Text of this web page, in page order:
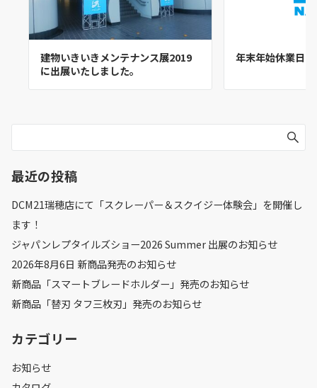
建物いきいきメンテナンス展2019
に出展いたしました。
年末年始休業日
最近の投稿
DCM21瑞穂店にて「スクレーパー＆スクイジー体験会」を開催し
ます！
ジャパンレプタイルズショー2026 Summer 出展のお知らせ
2026年8月6日 新商品発売のお知らせ
新商品「スマートブレードホルダー」発売のお知らせ
新商品「替刃 タフ三枚刃」発売のお知らせ
カテゴリー
お知らせ